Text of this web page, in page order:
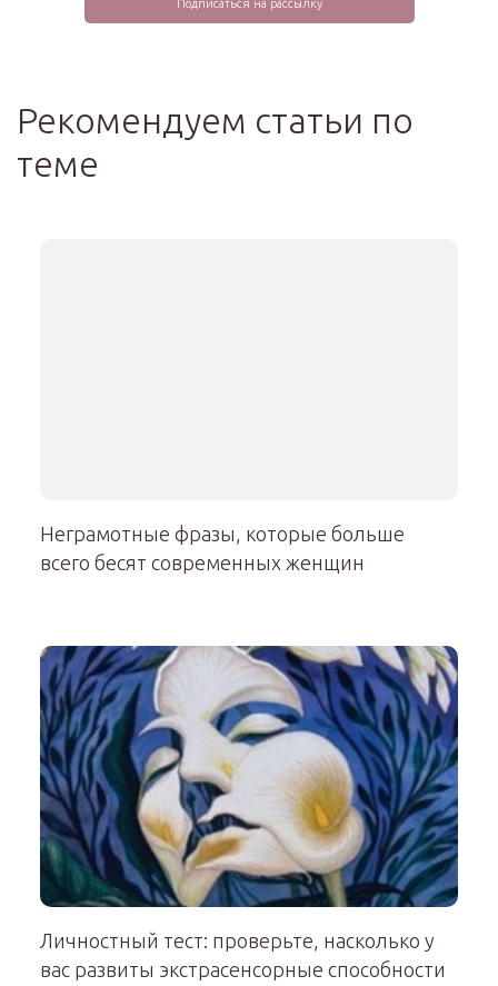
Рекомендуем статьи по
теме
Неграмотные фразы, которые больше
всего бесят современных женщин
Личностный тест: проверьте, насколько у
вас развиты экстрасенсорные способности